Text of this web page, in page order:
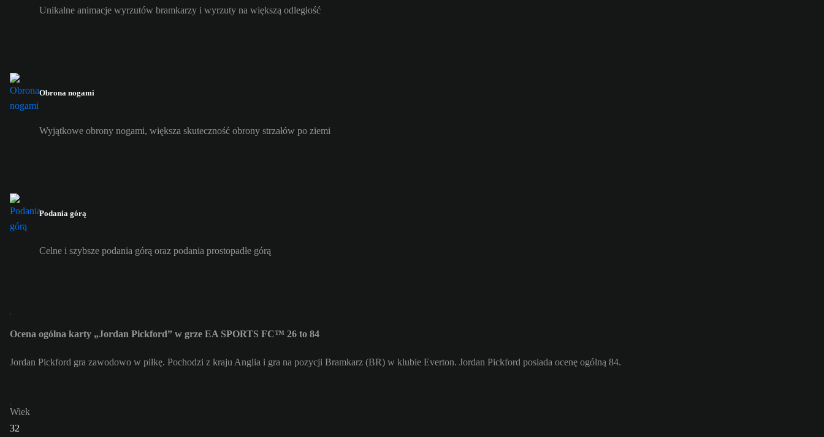
Unikalne animacje wyrzutów bramkarzy i wyrzuty na większą odległość
Obrona nogami
Wyjątkowe obrony nogami, większa skuteczność obrony strzałów po ziemi
Podania górą
Celne i szybsze podania górą oraz podania prostopadłe górą
Ocena ogólna karty „Jordan Pickford” w grze EA SPORTS FC™ 26 to 84
Jordan Pickford gra zawodowo w piłkę. Pochodzi z kraju Anglia i gra na pozycji Bramkarz (BR) w klubie Everton. Jordan Pickford posiada ocenę ogólną 84.
Wiek
32